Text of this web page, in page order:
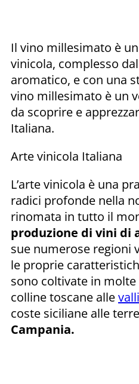
Il vino millesimato è
vinicola, complesso
aromatico, e con una
vino millesimato è un
da scoprire e
Italiana.
Arte vinicola Italiana
L’arte vinicola è una
radici profonde nella
rinomata in tutto il
produzione di vini di
sue numerose regioni
le proprie
sono coltivate in
colline toscane alle
coste siciliane alle
Campania.